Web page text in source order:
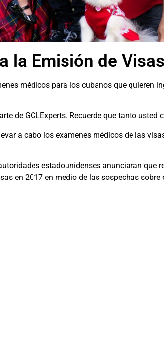
la Emisión de
médicos para los cubanos que
de GCLExperts. Recuerde que tanto
a cabo los exámenes médicos de las
estadounidenses anunciaran
en 2017 en medio de las sospechas